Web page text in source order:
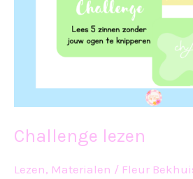
Challenge lezen
Lezen, Materialen / Fleur